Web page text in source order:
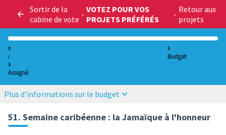
Sortir de la
cabine de vote - VOTEZ POUR VOS
PROJETS PRÉFÉRÉS
- Retour aux
projets
0
/
5
Assigné
5
Budget
Plus d'informations sur le budget
51. Semaine caribéenne : la Jamaïque à l'honneur